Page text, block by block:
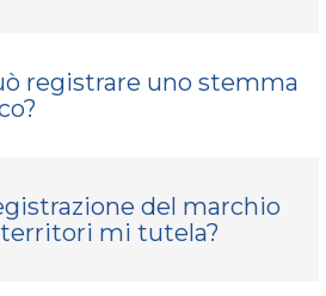
registrare uno stemma
del marchio
mi tutela?